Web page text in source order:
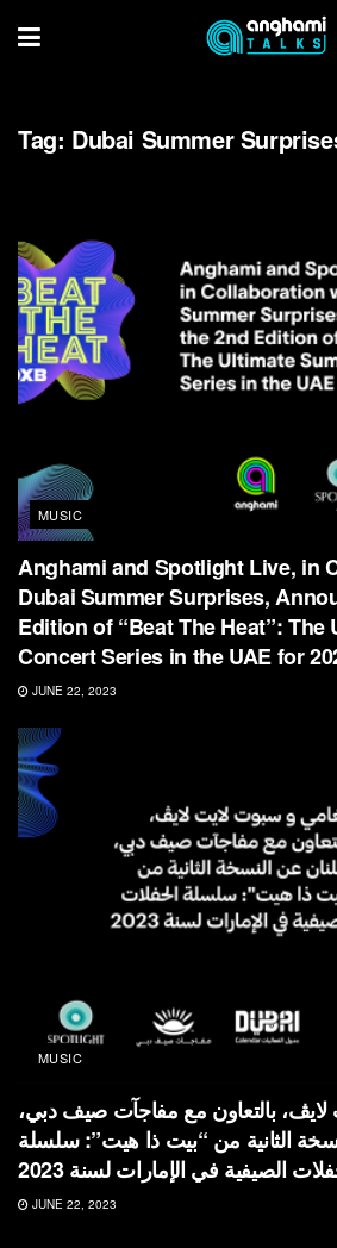
Tag: Dubai Summer
MUSIC
Anghami and Spotlight Live, in
Dubai Summer Surprises,
Edition of “Beat The Heat”: The
Concert Series in the UAE for
JUNE 22, 2023
MUSIC
بالتعاون مع مفاجآت صيف دبي،
الثانية من “بيت ذا هيت”: سلسلة
الصيفية في الإمارات لسنة 2023
JUNE 22, 2023